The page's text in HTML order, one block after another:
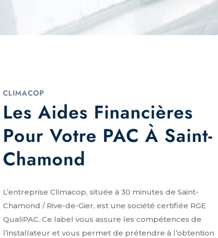
CLIMACOP
Les Aides Financières
Pour Votre PAC À Saint-
Chamond
L’entreprise Climacop, située à 30 minutes de Saint-
Chamond / Rive-de-Gier, est une société certifiée RGE
QualiPAC. Ce label vous assure les compétences de
l’installateur et vous permet de prétendre à l’obtention